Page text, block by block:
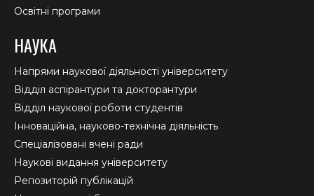
Освітні програми
НАУКА
Напрями наукової діяльності університету
Відділ аспірантури та докторантури
Відділ наукової роботи студентів
Інноваційна, науково-технічна діяльність
Спеціалізовані вчені ради
Наукові видання університету
Репозиторій публікацій